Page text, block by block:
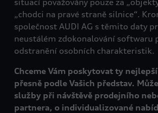
situací považovány pouze za
„chodci na pravé straně silnice“.
společnost AUDI AG s těmito daty
neustálém zdokonalování softwaru
odstranění osobních charakteristik.
Chceme Vám poskytovat ty
přesně podle Vašich představ.
služby při návštěvě prodejního
partnera, o individualizované